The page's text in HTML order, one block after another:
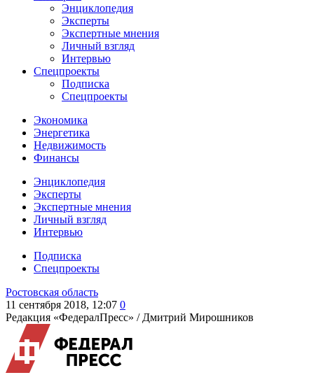
Энциклопедия
Эксперты
Экспертные мнения
Личный взгляд
Интервью
Спецпроекты
Подписка
Спецпроекты
Экономика
Энергетика
Недвижимость
Финансы
Энциклопедия
Эксперты
Экспертные мнения
Личный взгляд
Интервью
Подписка
Спецпроекты
Ростовская область
11 сентября 2018, 12:07 0
Редакция «ФедералПресс» / Дмитрий Мирошников